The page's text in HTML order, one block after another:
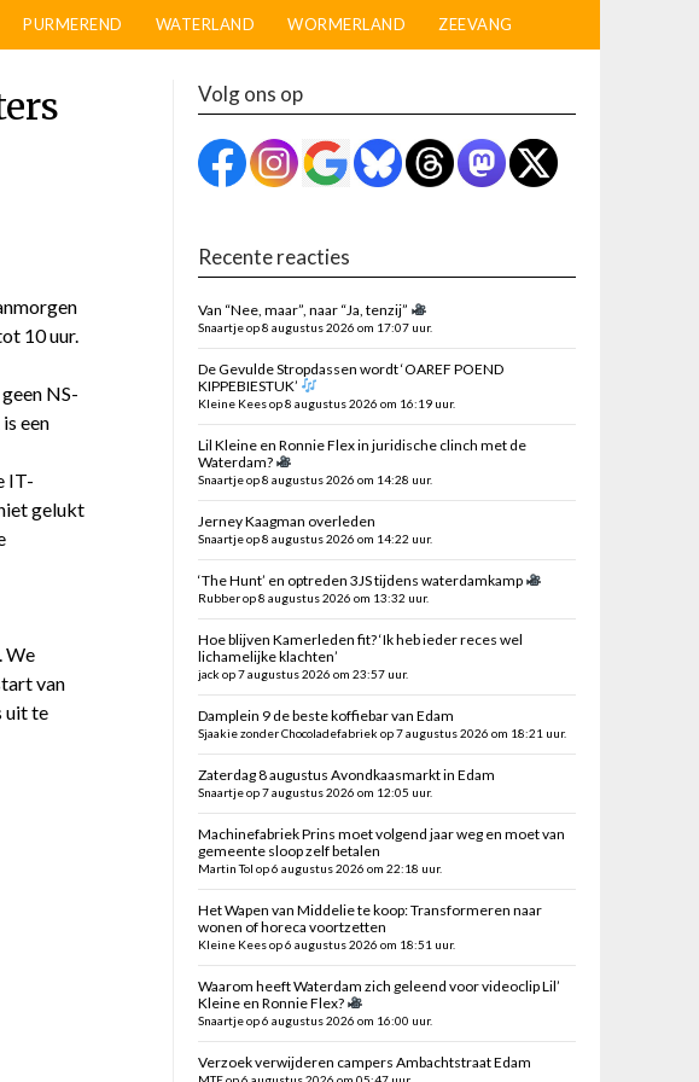
PURMEREND WATERLAND WORMERLAND ZEEVANG
10 uur.
NS-
een
IT-
gelukt
We
van
uit te
Volg ons op
Recente reacties
Van “Nee, maar”, naar “Ja, tenzij”
Snaartje op 8 augustus 2026 om 17:07 uur.
De Gevulde Stropdassen wordt ‘OAREF POEND
KIPPEBIESTUK’
Kleine Kees op 8 augustus 2026 om 16:19 uur.
Lil Kleine en Ronnie Flex in juridische clinch met de
Waterdam?
Snaartje op 8 augustus 2026 om 14:28 uur.
Jerney Kaagman overleden
Snaartje op 8 augustus 2026 om 14:22 uur.
‘The Hunt’ en optreden 3JS tijdens waterdamkamp
Rubber op 8 augustus 2026 om 13:32 uur.
Hoe blijven Kamerleden fit? ‘Ik heb ieder reces wel
lichamelijke klachten’
jack op 7 augustus 2026 om 23:57 uur.
Damplein 9 de beste koffiebar van Edam
Sjaakie zonder Chocoladefabriek op 7 augustus 2026 om 18:21 uur.
Zaterdag 8 augustus Avondkaasmarkt in Edam
Snaartje op 7 augustus 2026 om 12:05 uur.
Machinefabriek Prins moet volgend jaar weg en moet van
gemeente sloop zelf betalen
Martin Tol op 6 augustus 2026 om 22:18 uur.
Het Wapen van Middelie te koop: Transformeren naar
wonen of horeca voortzetten
Kleine Kees op 6 augustus 2026 om 18:51 uur.
Waarom heeft Waterdam zich geleend voor videoclip Lil’
Kleine en Ronnie Flex?
Snaartje op 6 augustus 2026 om 16:00 uur.
Verzoek verwijderen campers Ambachtstraat Edam